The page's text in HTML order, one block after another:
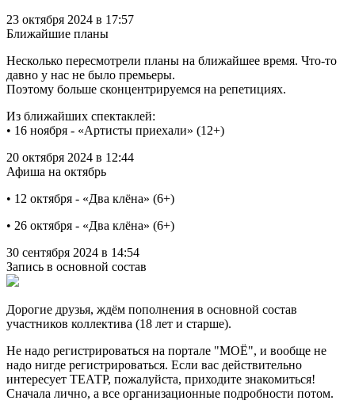
23 октября 2024 в 17:57
Ближайшие планы
Несколько пересмотрели планы на ближайшее время. Что-то
давно у нас не было премьеры.
Поэтому больше сконцентрируемся на репетициях.
Из ближайших спектаклей:
• 16 ноября - «Артисты приехали» (12+)
20 октября 2024 в 12:44
Афиша на октябрь
• 12 октября - «Два клёна» (6+)
• 26 октября - «Два клёна» (6+)
30 сентября 2024 в 14:54
Запись в основной состав
Дорогие друзья, ждём пополнения в основной состав
участников коллектива (18 лет и старше).
Не надо регистрироваться на портале "МОЁ", и вообще не
надо нигде регистрироваться. Если вас действительно
интересует ТЕАТР, пожалуйста, приходите знакомиться!
Сначала лично, а все организационные подробности потом.